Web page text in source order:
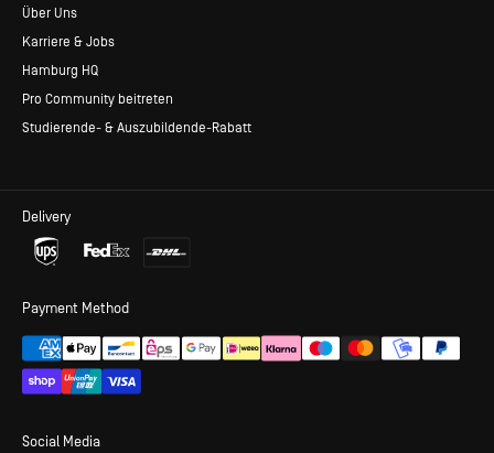
Über Uns
Karriere & Jobs
Hamburg HQ
Pro Community beitreten
Studierende- & Auszubildende-Rabatt
Delivery
Payment Method
Social Media